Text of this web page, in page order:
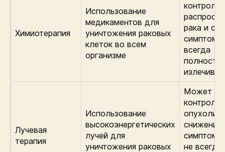
Химиотерапия
Использование
медикаментов для
уничтожения раковых
клеток во всем
организме
рака и
всегда
Лучевая
терапия
Использование
высокоэнергетических
лучей для
уничтожения раковых
Может
контроле
опухоли и
снижении
не всегда